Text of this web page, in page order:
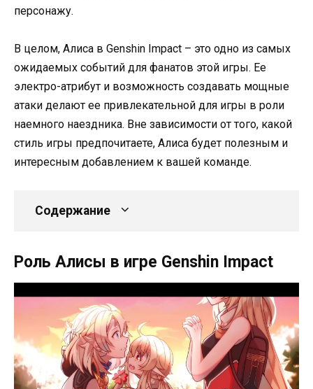
персонажу.
В целом, Алиса в Genshin Impact – это одно из самых
ожидаемых событий для фанатов этой игры. Ее
электро-атрибут и возможность создавать мощные
атаки делают ее привлекательной для игры в роли
наемного наездника. Вне зависимости от того, какой
стиль игры предпочитаете, Алиса будет полезным и
интересным добавлением к вашей команде.
Содержание
Роль Алисы в игре Genshin Impact